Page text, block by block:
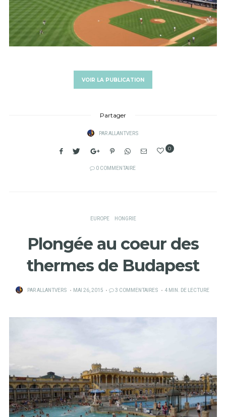
VOIR LA PUBLICATION
Partager
PARALLANTVERS
0
0 COMMENTAIRE
EUROPE HONGRIE
Plongée au coeur des
thermes de Budapest
PARALLANTVERS
PUBLIÉ
MAI 26, 2015 3 COMMENTAIRES 4 MIN. DE LECTURE